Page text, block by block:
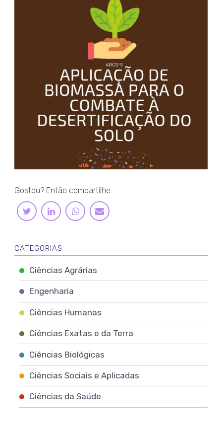
Gostou? Então compartilhe:
TWITTERLINKEDINWHATSAPP
E-
MAIL
CATEGORIAS
Ciências Agrárias
Engenharia
Ciências Humanas
Ciências Exatas e da Terra
Ciências Biológicas
Ciências Sociais e Aplicadas
Ciências da Saúde